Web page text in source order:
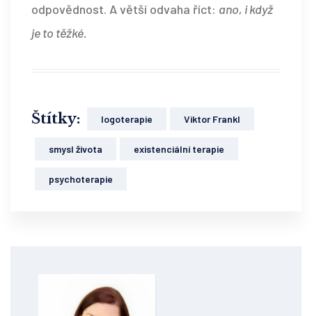
odpovědnost. A větší odvaha říct: ano, i když
je to těžké.
Štítky: logoterapie Viktor Frankl
smysl života existenciální terapie
psychoterapie